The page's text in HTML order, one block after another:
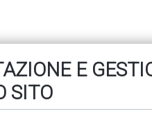
maggio E
SITO